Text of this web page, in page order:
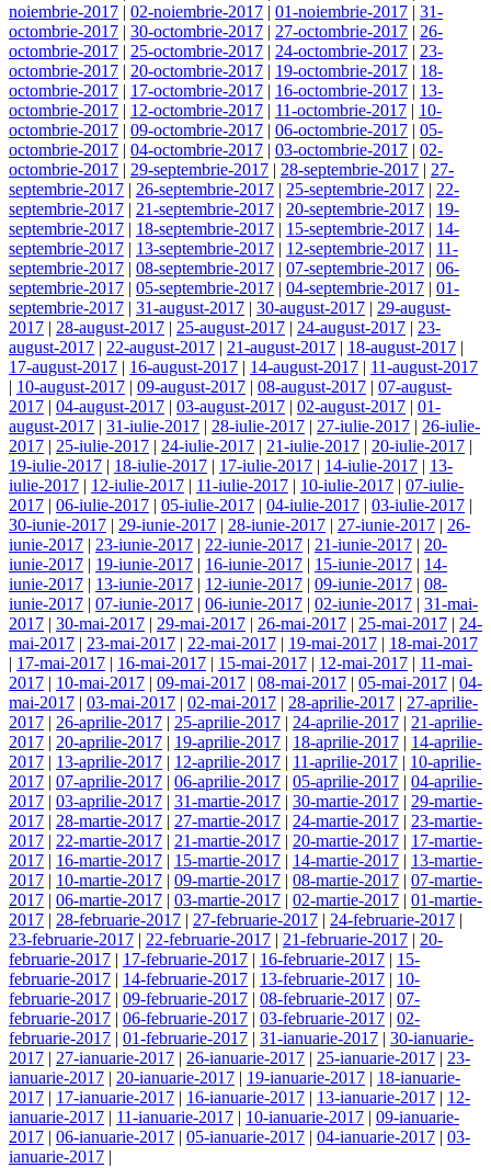
noiembrie-2017 | 02-noiembrie-2017 | 01-noiembrie-2017 | 31-
octombrie-2017 | 30-octombrie-2017 | 27-octombrie-2017 | 26-
octombrie-2017 | 25-octombrie-2017 | 24-octombrie-2017 | 23-
octombrie-2017 | 20-octombrie-2017 | 19-octombrie-2017 | 18-
octombrie-2017 | 17-octombrie-2017 | 16-octombrie-2017 | 13-
octombrie-2017 | 12-octombrie-2017 | 11-octombrie-2017 | 10-
octombrie-2017 | 09-octombrie-2017 | 06-octombrie-2017 | 05-
octombrie-2017 | 04-octombrie-2017 | 03-octombrie-2017 | 02-
octombrie-2017 | 29-septembrie-2017 | 28-septembrie-2017 | 27-
septembrie-2017 | 26-septembrie-2017 | 25-septembrie-2017 | 22-
septembrie-2017 | 21-septembrie-2017 | 20-septembrie-2017 | 19-
septembrie-2017 | 18-septembrie-2017 | 15-septembrie-2017 | 14-
septembrie-2017 | 13-septembrie-2017 | 12-septembrie-2017 | 11-
septembrie-2017 | 08-septembrie-2017 | 07-septembrie-2017 | 06-
septembrie-2017 | 05-septembrie-2017 | 04-septembrie-2017 | 01-
septembrie-2017 | 31-august-2017 | 30-august-2017 | 29-august-
2017 | 28-august-2017 | 25-august-2017 | 24-august-2017 | 23-
august-2017 | 22-august-2017 | 21-august-2017 | 18-august-2017 |
17-august-2017 | 16-august-2017 | 14-august-2017 | 11-august-2017
| 10-august-2017 | 09-august-2017 | 08-august-2017 | 07-august-
2017 | 04-august-2017 | 03-august-2017 | 02-august-2017 | 01-
august-2017 | 31-iulie-2017 | 28-iulie-2017 | 27-iulie-2017 | 26-iulie-
2017 | 25-iulie-2017 | 24-iulie-2017 | 21-iulie-2017 | 20-iulie-2017 |
19-iulie-2017 | 18-iulie-2017 | 17-iulie-2017 | 14-iulie-2017 | 13-
iulie-2017 | 12-iulie-2017 | 11-iulie-2017 | 10-iulie-2017 | 07-iulie-
2017 | 06-iulie-2017 | 05-iulie-2017 | 04-iulie-2017 | 03-iulie-2017 |
30-iunie-2017 | 29-iunie-2017 | 28-iunie-2017 | 27-iunie-2017 | 26-
iunie-2017 | 23-iunie-2017 | 22-iunie-2017 | 21-iunie-2017 | 20-
iunie-2017 | 19-iunie-2017 | 16-iunie-2017 | 15-iunie-2017 | 14-
iunie-2017 | 13-iunie-2017 | 12-iunie-2017 | 09-iunie-2017 | 08-
iunie-2017 | 07-iunie-2017 | 06-iunie-2017 | 02-iunie-2017 | 31-mai-
2017 | 30-mai-2017 | 29-mai-2017 | 26-mai-2017 | 25-mai-2017 | 24-
mai-2017 | 23-mai-2017 | 22-mai-2017 | 19-mai-2017 | 18-mai-2017
| 17-mai-2017 | 16-mai-2017 | 15-mai-2017 | 12-mai-2017 | 11-mai-
2017 | 10-mai-2017 | 09-mai-2017 | 08-mai-2017 | 05-mai-2017 | 04-
mai-2017 | 03-mai-2017 | 02-mai-2017 | 28-aprilie-2017 | 27-aprilie-
2017 | 26-aprilie-2017 | 25-aprilie-2017 | 24-aprilie-2017 | 21-aprilie-
2017 | 20-aprilie-2017 | 19-aprilie-2017 | 18-aprilie-2017 | 14-aprilie-
2017 | 13-aprilie-2017 | 12-aprilie-2017 | 11-aprilie-2017 | 10-aprilie-
2017 | 07-aprilie-2017 | 06-aprilie-2017 | 05-aprilie-2017 | 04-aprilie-
2017 | 03-aprilie-2017 | 31-martie-2017 | 30-martie-2017 | 29-martie-
2017 | 28-martie-2017 | 27-martie-2017 | 24-martie-2017 | 23-martie-
2017 | 22-martie-2017 | 21-martie-2017 | 20-martie-2017 | 17-martie-
2017 | 16-martie-2017 | 15-martie-2017 | 14-martie-2017 | 13-martie-
2017 | 10-martie-2017 | 09-martie-2017 | 08-martie-2017 | 07-martie-
2017 | 06-martie-2017 | 03-martie-2017 | 02-martie-2017 | 01-martie-
2017 | 28-februarie-2017 | 27-februarie-2017 | 24-februarie-2017 |
23-februarie-2017 | 22-februarie-2017 | 21-februarie-2017 | 20-
februarie-2017 | 17-februarie-2017 | 16-februarie-2017 | 15-
februarie-2017 | 14-februarie-2017 | 13-februarie-2017 | 10-
februarie-2017 | 09-februarie-2017 | 08-februarie-2017 | 07-
februarie-2017 | 06-februarie-2017 | 03-februarie-2017 | 02-
februarie-2017 | 01-februarie-2017 | 31-ianuarie-2017 | 30-ianuarie-
2017 | 27-ianuarie-2017 | 26-ianuarie-2017 | 25-ianuarie-2017 | 23-
ianuarie-2017 | 20-ianuarie-2017 | 19-ianuarie-2017 | 18-ianuarie-
2017 | 17-ianuarie-2017 | 16-ianuarie-2017 | 13-ianuarie-2017 | 12-
ianuarie-2017 | 11-ianuarie-2017 | 10-ianuarie-2017 | 09-ianuarie-
2017 | 06-ianuarie-2017 | 05-ianuarie-2017 | 04-ianuarie-2017 | 03-
ianuarie-2017 |